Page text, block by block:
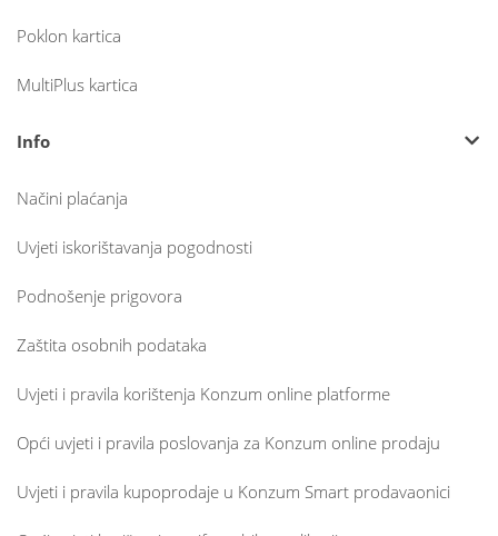
Poklon kartica
MultiPlus kartica
Info
Načini plaćanja
Uvjeti iskorištavanja pogodnosti
Podnošenje prigovora
Zaštita osobnih podataka
Uvjeti i pravila korištenja Konzum online platforme
Opći uvjeti i pravila poslovanja za Konzum online prodaju
Uvjeti i pravila kupoprodaje u Konzum Smart prodavaonici